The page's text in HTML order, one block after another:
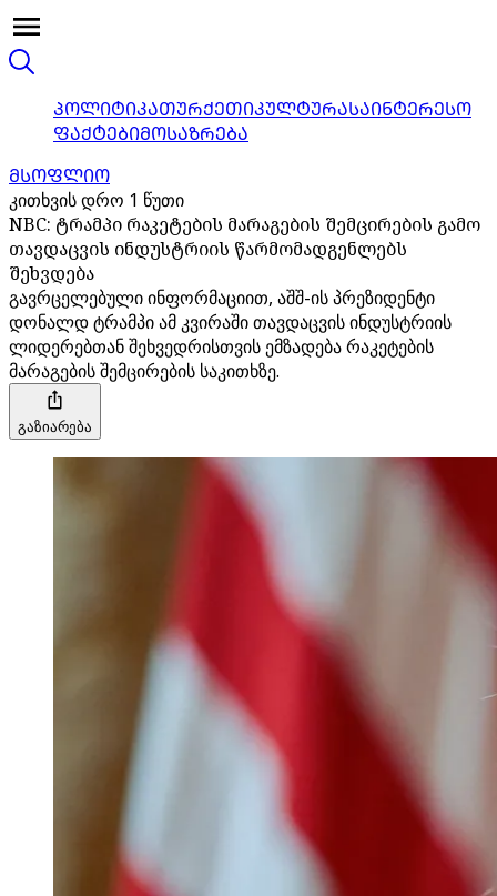
ᲞᲝᲚᲘᲢᲘᲙᲐᲗᲣᲠᲥᲔᲗᲘᲙᲣᲚᲢᲣᲠᲐᲡᲐᲘᲜᲢᲔᲠᲔᲡᲝ
ᲤᲐᲥᲢᲔᲑᲘᲛᲝᲡᲐᲖᲠᲔᲑᲐ
ᲛᲡᲝᲤᲚᲘᲝ
კითხვის დრო 1 წუთი
NBC: ტრამპი რაკეტების მარაგების შემცირების გამო
თავდაცვის ინდუსტრიის წარმომადგენლებს
შეხვდება
გავრცელებული ინფორმაციით, აშშ-ის პრეზიდენტი
დონალდ ტრამპი ამ კვირაში თავდაცვის ინდუსტრიის
ლიდერებთან შეხვედრისთვის ემზადება რაკეტების
მარაგების შემცირების საკითხზე.
გაზიარება